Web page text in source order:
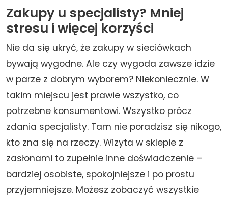
Zakupy u specjalisty? Mniej
stresu i więcej korzyści
Nie da się ukryć, że zakupy w sieciówkach
bywają wygodne. Ale czy wygoda zawsze idzie
w parze z dobrym wyborem? Niekoniecznie. W
takim miejscu jest prawie wszystko, co
potrzebne konsumentowi. Wszystko prócz
zdania specjalisty. Tam nie poradzisz się nikogo,
kto zna się na rzeczy. Wizyta w sklepie z
zasłonami to zupełnie inne doświadczenie –
bardziej osobiste, spokojniejsze i po prostu
przyjemniejsze. Możesz zobaczyć wszystkie